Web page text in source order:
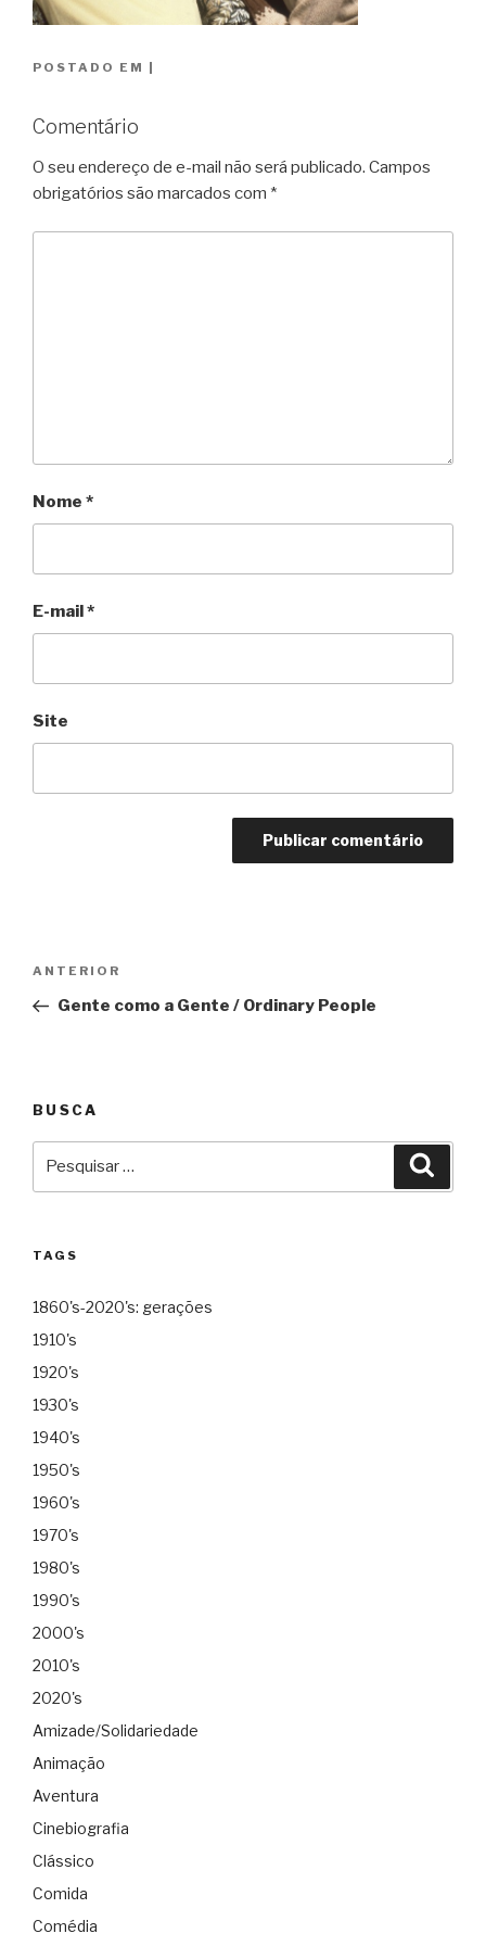
POSTADO EM |
Comentário
O seu endereço de e-mail não será publicado. Campos
obrigatórios são marcados com *
Nome *
E-mail*
Site
Post
Anterior
ANTERIOR
Gente como a Gente / Ordinary People
BUSCA
TAGS
1860's-2020's: gerações
1910's
1920's
1930's
1940's
1950's
1960's
1970's
1980's
1990's
2000's
2010's
2020's
Amizade/Solidariedade
Animação
Aventura
Cinebiografia
Clássico
Comida
Comédia